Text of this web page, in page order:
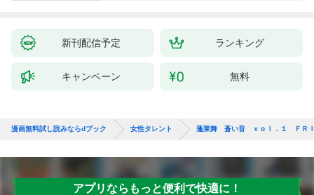
新刊配信予定 ランキング
キャンペーン 無料
漫画無料試し読みならdブック 女性タレント 蓬莱舞 蒼い音 ｖｏｌ．１ ＦＲＩ
アプリならもっと便利で快適に！